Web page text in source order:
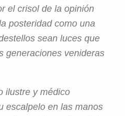
el crisol de la opinión
posteridad como una
sean luces que
generaciones venideras
ilustre y médico
escalpelo en las manos